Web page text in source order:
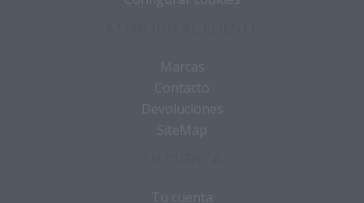
Marcas
Contacto
Devoluciones
SiteMap
Tu cuenta